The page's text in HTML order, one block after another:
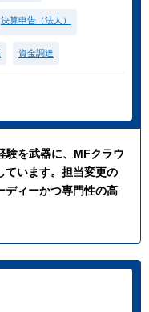
決算申告（法人）
資金調達
験を武器に、MFクラウ
ています。担当変更の
ディーかつ専門性の高